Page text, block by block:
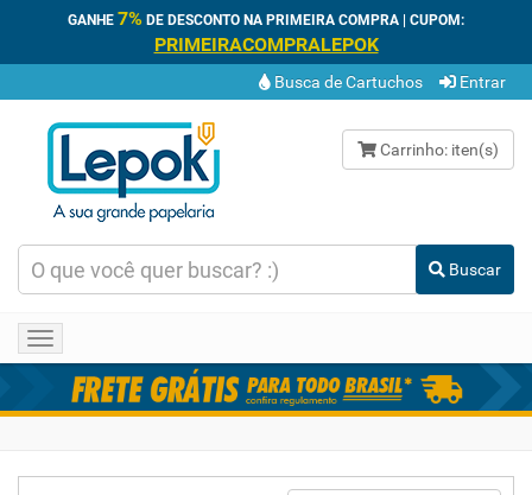
GANHE 7% DE DESCONTO NA PRIMEIRA COMPRA | CUPOM:
PRIMEIRACOMPRALEPOK
Busca de Cartuchos Entrar
Carrinho: iten(s)
Buscar
Toggle
navigation